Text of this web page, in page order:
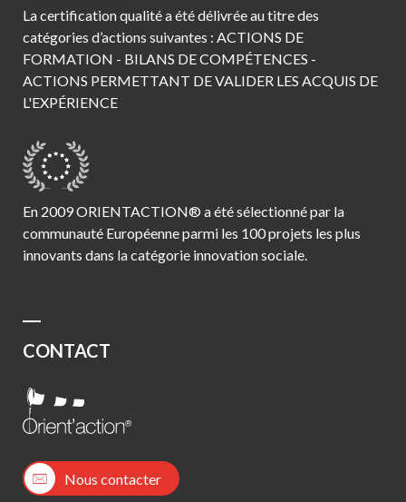
La certification qualité a été délivrée au titre des
catégories d’actions suivantes : ACTIONS DE
FORMATION - BILANS DE COMPÉTENCES -
ACTIONS PERMETTANT DE VALIDER LES ACQUIS DE
L'EXPÉRIENCE
En 2009 ORIENTACTION® a été sélectionné par la
communauté Européenne parmi les 100 projets les plus
innovants dans la catégorie innovation sociale.
CONTACT
Nous contacter